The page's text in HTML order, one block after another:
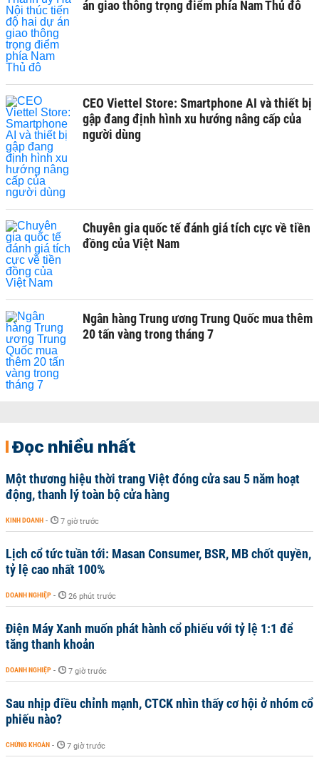
án giao thông trọng điểm phía Nam Thủ đô
CEO Viettel Store: Smartphone AI và thiết bị
gập đang định hình xu hướng nâng cấp của
người dùng
Chuyên gia quốc tế đánh giá tích cực về tiền
đồng của Việt Nam
Ngân hàng Trung ương Trung Quốc mua thêm
20 tấn vàng trong tháng 7
Đọc nhiều nhất
Một thương hiệu thời trang Việt đóng cửa sau 5 năm hoạt
động, thanh lý toàn bộ cửa hàng
KINH DOANH - 7 giờ trước
Lịch cổ tức tuần tới: Masan Consumer, BSR, MB chốt quyền,
tỷ lệ cao nhất 100%
DOANH NGHIỆP - 26 phút trước
Điện Máy Xanh muốn phát hành cổ phiếu với tỷ lệ 1:1 để
tăng thanh khoản
DOANH NGHIỆP - 7 giờ trước
Sau nhịp điều chỉnh mạnh, CTCK nhìn thấy cơ hội ở nhóm cổ
phiếu nào?
CHỨNG KHOÁN - 7 giờ trước